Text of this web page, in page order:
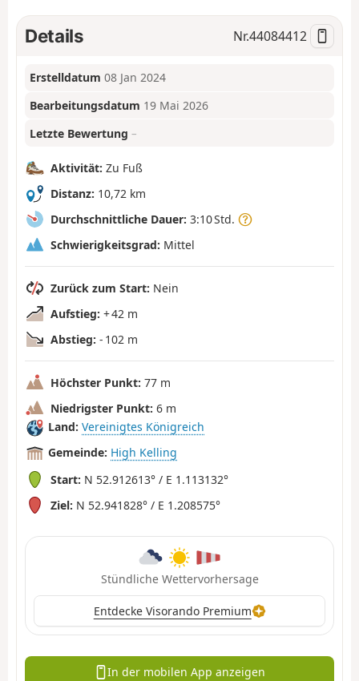
Details Nr.44084412
Erstelldatum 08 Jan 2024
Bearbeitungsdatum 19 Mai 2026
Letzte Bewertung –
Aktivität: Zu Fuß
Distanz: 10,72 km
Durchschnittliche Dauer: 3:10 Std.
Schwierigkeitsgrad: Mittel
Zurück zum Start: Nein
Aufstieg: + 42 m
Abstieg: - 102 m
Höchster Punkt: 77 m
Niedrigster Punkt: 6 m
Land: Vereinigtes Königreich
Gemeinde: High Kelling
Start: N 52.912613° / E 1.113132°
Ziel: N 52.941828° / E 1.208575°
Stündliche Wettervorhersage
Entdecke Visorando Premium
In der mobilen App anzeigen